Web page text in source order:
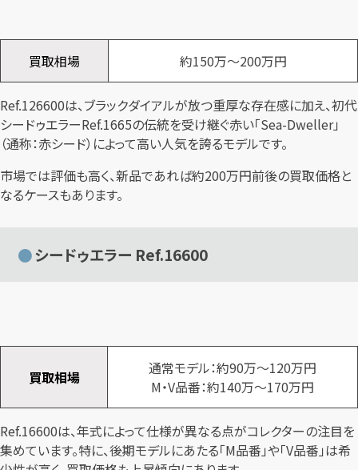
買取相場 約150万～200万円
Ref.126600は、ブラックダイアルが放つ重厚な存在感に加え、初代
シードゥエラーRef.1665の伝統を受け継ぐ赤い「Sea-Dweller」
（通称：赤シード）によって高い人気を誇るモデルです。
市場では評価も高く、新品であれば約200万円前後の買取価格と
なるケースもあります。
シードゥエラー Ref.16600
買取相場
通常モデル：約90万～120万円
M・V品番：約140万～170万円
Ref.16600は、年式によって仕様が異なる点がコレクターの注目を
集めています。特に、後期モデルにあたる「M品番」や「V品番」は希